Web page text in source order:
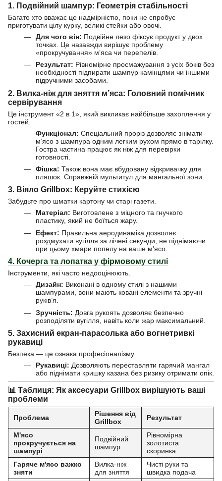
1. Подвійний шампур: Геометрія стабільності
Багато хто вважає це надмірністю, поки не спробує
приготувати цілу курку, великі стейки або овочі.
Для чого він: Подвійне лезо фіксує продукт у двох
точках. Це назавжди вирішує проблему
«прокручування» м’яса чи перепелів.
Результат: Рівномірне просмажування з усіх боків без
необхідності підпирати шампур камінцями чи іншими
підручними засобами.
2. Вилка-ніж для зняття м’яса: Головний помічник
сервірування
Це інструмент «2 в 1», який викликає найбільше захоплення у
гостей.
Функціонал: Спеціальний проріз дозволяє знімати
м’ясо з шампура одним легким рухом прямо в тарілку.
Гостра частина працює як ніж для перевірки
готовності.
Фішка: Також вона має вбудовану відкривачку для
пляшок. Справжній мультитул для мангальної зони.
3. Віяло Grillbox: Керуйте стихією
Забудьте про шматки картону чи старі газети.
Матеріал: Виготовлене з міцного та гнучкого
пластику, який не боїться жару.
Ефект: Правильна аеродинаміка дозволяє
роздмухати вугілля за лічені секунди, не піднімаючи
при цьому хмари попелу на ваше м'ясо.
4. Кочерга та лопатка у фірмовому стилі
Інструменти, які часто недооцінюють.
Дизайн: Виконані в одному стилі з нашими
шампурами, вони мають ковані елементи та зручні
руків’я.
Зручність: Довга рукоять дозволяє безпечно
розподіляти вугілля, навіть коли жар максимальний.
5. Захисний екран-парасолька або вогнетривкі
рукавиці
Безпека — це ознака професіоналізму.
Рукавиці: Дозволяють переставляти гарячий мангал
або піднімати кришку казана без ризику отримати опік.
📊 Таблиця: Як аксесуари Grillbox вирішують ваші
проблеми
Проблема
Рішення від
Grillbox
Результат
М'ясо
прокручується на
шампурі
Подвійний
шампур
Рівномірна
золотиста
скоринка
Гаряче м'ясо важко
зняти
Вилка-ніж
для зняття
Чисті руки та
швидка подача